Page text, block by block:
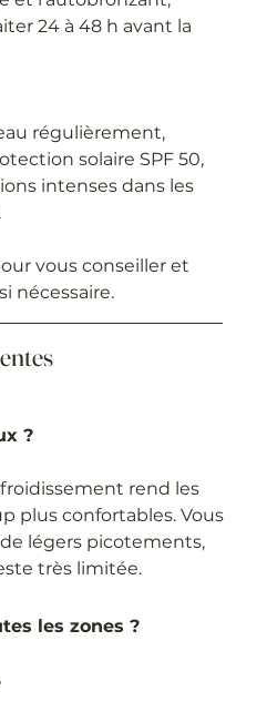
24 à 48 h avant la
régulièrement,
solaire SPF 50,
intenses dans les
vous conseiller et
nécessaire.
?
rend les
plus confortables. Vous
légers picotements,
très limitée.
les zones ?